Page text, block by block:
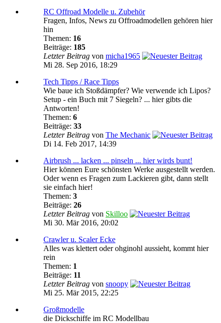
RC Offroad Modelle u. Zubehör
Fragen, Infos, News zu Offroadmodellen gehören hier
hin
Themen: 16
Beiträge: 185
Letzter Beitrag von micha1965
Mi 28. Sep 2016, 18:29
Tech Tipps / Race Tipps
Wie baue ich Stoßdämpfer? Wie verwende ich Lipos?
Setup - ein Buch mit 7 Siegeln? ... hier gibts die
Antworten!
Themen: 6
Beiträge: 33
Letzter Beitrag von The Mechanic
Di 14. Feb 2017, 14:39
Airbrush ... lacken ... pinseln ... hier wirds bunt!
Hier können Eure schönsten Werke ausgestellt werden.
Oder wenn es Fragen zum Lackieren gibt, dann stellt
sie einfach hier!
Themen: 3
Beiträge: 26
Letzter Beitrag von Skilloo
Mi 30. Mär 2016, 20:02
Crawler u. Scaler Ecke
Alles was klettert oder ohginohl aussieht, kommt hier
rein
Themen: 1
Beiträge: 11
Letzter Beitrag von snoopy
Mi 25. Mär 2015, 22:25
Großmodelle
die Dickschiffe im RC Modellbau